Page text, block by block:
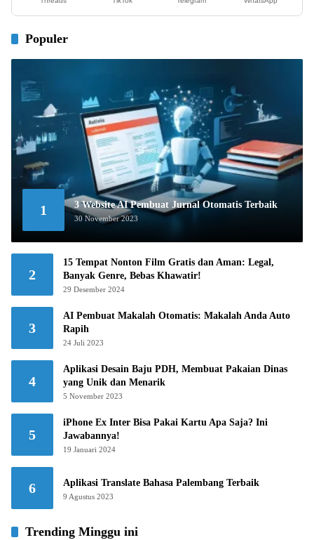
Populer
1 3 Website AI Pembuat Jurnal Otomatis Terbaik
30 November 2023
2
15 Tempat Nonton Film Gratis dan Aman: Legal,
Banyak Genre, Bebas Khawatir!
29 Desember 2024
3
AI Pembuat Makalah Otomatis: Makalah Anda Auto
Rapih
24 Juli 2023
4
Aplikasi Desain Baju PDH, Membuat Pakaian Dinas
yang Unik dan Menarik
5 November 2023
5
iPhone Ex Inter Bisa Pakai Kartu Apa Saja? Ini
Jawabannya!
19 Januari 2024
6 Aplikasi Translate Bahasa Palembang Terbaik
9 Agustus 2023
Trending Minggu ini